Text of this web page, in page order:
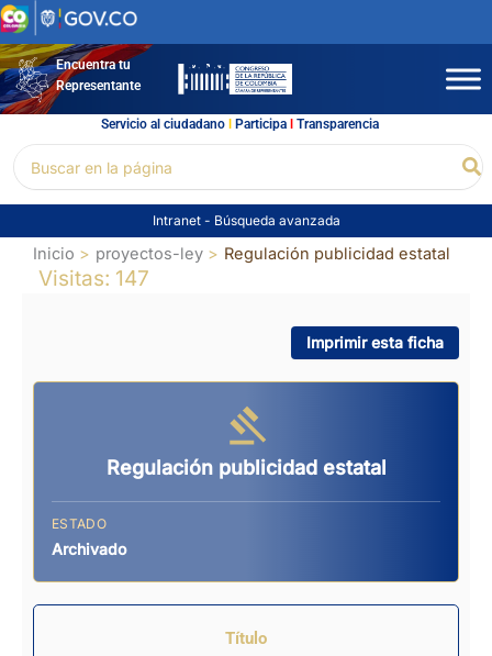
Ir
al
contenidoEncuentra tu
Representante
Servicio al ciudadano l Participal Transparencia
por:
Intranet - Búsqueda avanzada
Inicio proyectos-ley Regulación publicidad estatal
Visitas: 147
Imprimir esta ficha
Regulación publicidad estatal
ESTADO
Archivado
Título